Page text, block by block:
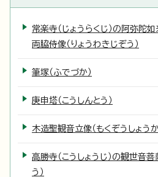
常楽寺（じょうらくじ）の阿弥陀
両脇侍像（りょうわきじぞう）
筆塚（ふでづか）
庚申塔（こうしんとう）
木造聖観音立像（もくぞうしょう
高勝寺（こうしょうじ）の観世音
う）